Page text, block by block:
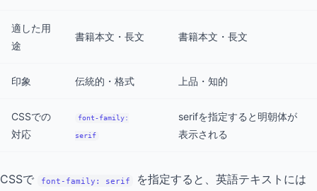
適した用
途
書籍本文・長文 書籍本文・長文
印象 伝統的・格式 上品・知的
CSSでの
対応
font-family:
serif
serifを指定すると明朝体が
表示される
CSSで font-family: serif
を指定すると、英語テキストには